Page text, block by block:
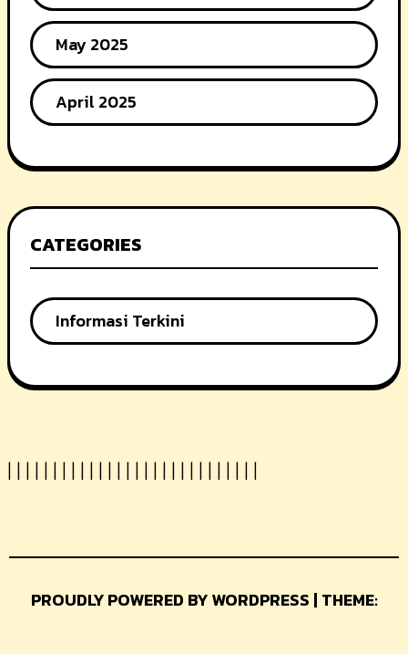
May 2025
April 2025
CATEGORIES
Informasi Terkini
PROUDLY POWERED BY WORDPRESS | THEME: